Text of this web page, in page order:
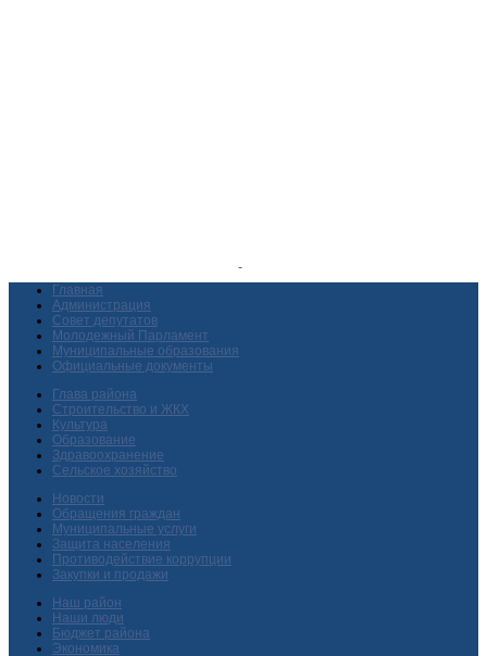
Главная
Администрация
Совет депутатов
Молодежный Парламент
Муниципальные образования
Официальные документы
Глава района
Строительство и ЖКХ
Культура
Образование
Здравоохранение
Сельское хозяйство
Новости
Обращения граждан
Муниципальные услуги
Защита населения
Противодействие коррупции
Закупки и продажи
Наш район
Наши люди
Бюджет района
Экономика